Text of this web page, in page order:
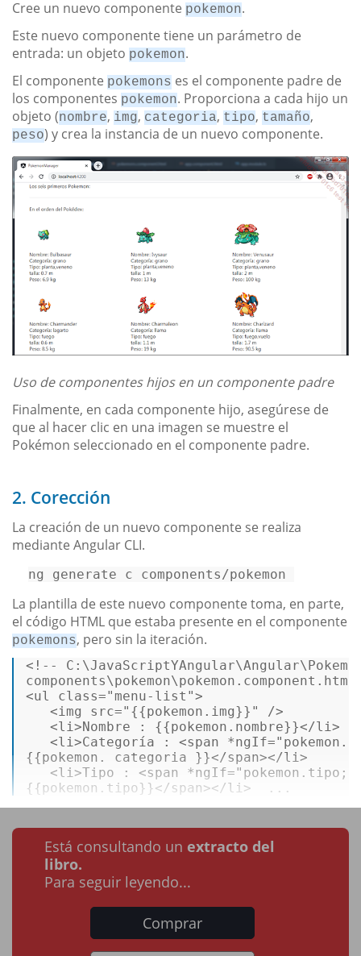
Cree un nuevo componente pokemon.
Este nuevo componente tiene un parámetro de
entrada: un objeto pokemon.
El componente pokemons es el componente padre de
los componentes pokemon. Proporciona a cada hijo un
objeto (nombre, img, categoria, tipo, tamaño,
peso) y crea la instancia de un nuevo componente.
Uso de componentes hijos en un componente padre
Finalmente, en cada componente hijo, asegúrese de
que al hacer clic en una imagen se muestre el
Pokémon seleccionado en el componente padre.
2. Corección
La creación de un nuevo componente se realiza
mediante Angular CLI.
ng generate c components/pokemon
La plantilla de este nuevo componente toma, en parte,
el código HTML que estaba presente en el componente
pokemons, pero sin la iteración.
<!--
<ul class="menu-list">
<img src="{{pokemon.img}}"
/>
<li >Nombre : {{pokemon.nombre}}</li >
<li >Categoría : <span *ngIf=
{{pokemon. categoria }}</span></li >
<li >Tipo : <span *ngIf="pokemon.tipo;
{{pokemon.tipo}}</ span></li > ...
Está consultando un extracto del
libro.
Para seguir leyendo...
Comprar